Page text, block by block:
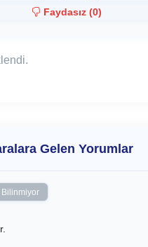
Faydasız (0)
Gelen Yorumlar
Bilinmiyor